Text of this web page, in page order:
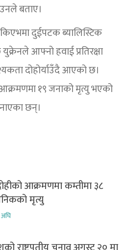
बताए।
दुईपटक ब्यालिस्टिक
आफ्नो हवाई प्रतिरक्षा
दोहोर्याउँदै आएको छ।
१९ जनाको मृत्यु भएको
छन्।
आक्रमणमा कम्तीमा ३८
मृत्यु